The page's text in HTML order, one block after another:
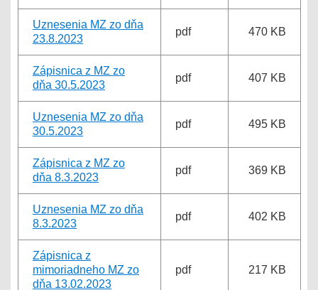
Uznesenia MZ zo dňa
23.8.2023
pdf 470 KB
Zápisnica z MZ zo
dňa 30.5.2023
pdf 407 KB
Uznesenia MZ zo dňa
30.5.2023
pdf 495 KB
Zápisnica z MZ zo
dňa 8.3.2023
pdf 369 KB
Uznesenia MZ zo dňa
8.3.2023
pdf 402 KB
Zápisnica z
mimoriadneho MZ zo
dňa 13.02.2023
pdf 217 KB